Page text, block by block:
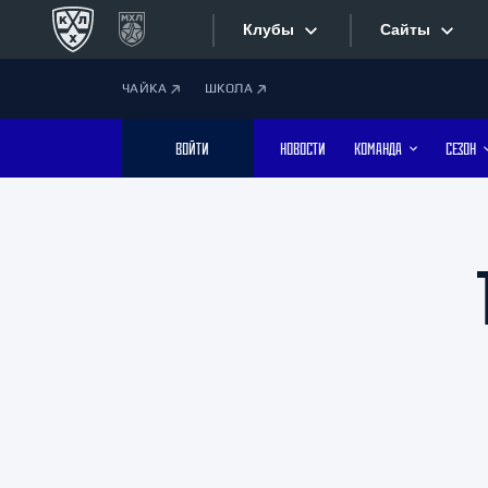
Клубы
Дивизион Боброва
Лада
Сайты
Текстовые
ЧАЙКА ШКОЛА
ВОЙТИ НОВОСТИ КОМАНДА СЕЗОН